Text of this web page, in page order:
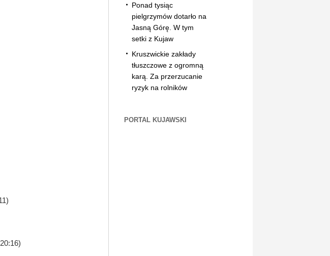
Ponad tysiąc
pielgrzymów dotarło na
Jasną Górę. W tym
setki z Kujaw
Kruszwickie zakłady
tłuszczowe z ogromną
karą. Za przerzucanie
ryzyk na rolników
PORTAL KUJAWSKI